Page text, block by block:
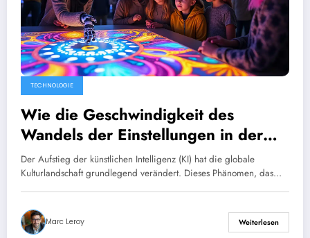
TECHNOLOGIE
Wie die Geschwindigkeit des
Wandels der Einstellungen in der
Kulturwelt gegenüber KI eine tiefe
Besorgnis offenbart
Der Aufstieg der künstlichen Intelligenz (KI) hat die globale
Kulturlandschaft grundlegend verändert. Dieses Phänomen, das…
Marc Leroy Weiterlesen